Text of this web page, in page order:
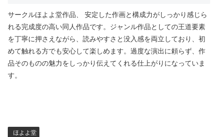
サークルほよよ堂作品、 安定した作画と構成力がしっかり感じら
れる完成度の高い同人作品です。ジャンル作品としての王道要素
を丁寧に押さえながら、読みやすさと没入感を両立しており、初
めて触れる方でも安心して楽しめます。過度な演出に頼らず、作
品そのものの魅力をしっかり伝えてくれる仕上がりになっていま
す。
ほよよ堂